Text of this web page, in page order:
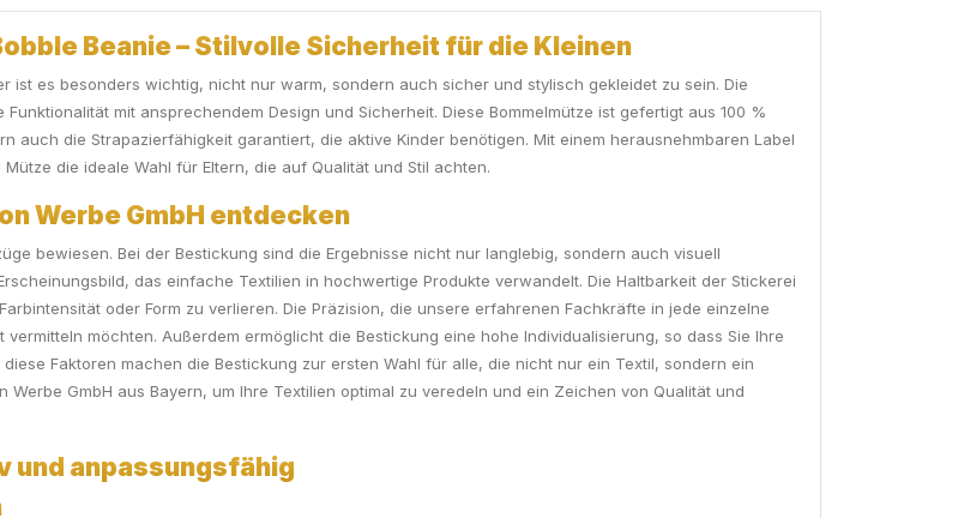
Beanie – Stilvolle Sicherheit für die Kleinen
ist es besonders wichtig, nicht nur warm, sondern auch sicher und stylisch gekleidet zu sein. Die
mit ansprechendem Design und Sicherheit. Diese Bommelmütze ist gefertigt aus 100 %
auch die Strapazierfähigkeit garantiert, die aktive Kinder benötigen. Mit einem herausnehmbaren Label
die ideale Wahl für Eltern, die auf Qualität und Stil achten.
Werbe GmbH entdecken
bewiesen. Bei der Bestickung sind die Ergebnisse nicht nur langlebig, sondern auch visuell
das einfache Textilien in hochwertige Produkte verwandelt. Die Haltbarkeit der Stickerei
oder Form zu verlieren. Die Präzision, die unsere erfahrenen Fachkräfte in jede einzelne
möchten. Außerdem ermöglicht die Bestickung eine hohe Individualisierung, so dass Sie Ihre
Faktoren machen die Bestickung zur ersten Wahl für alle, die nicht nur ein Textil, sondern ein
GmbH aus Bayern, um Ihre Textilien optimal zu veredeln und ein Zeichen von Qualität und
und anpassungsfähig